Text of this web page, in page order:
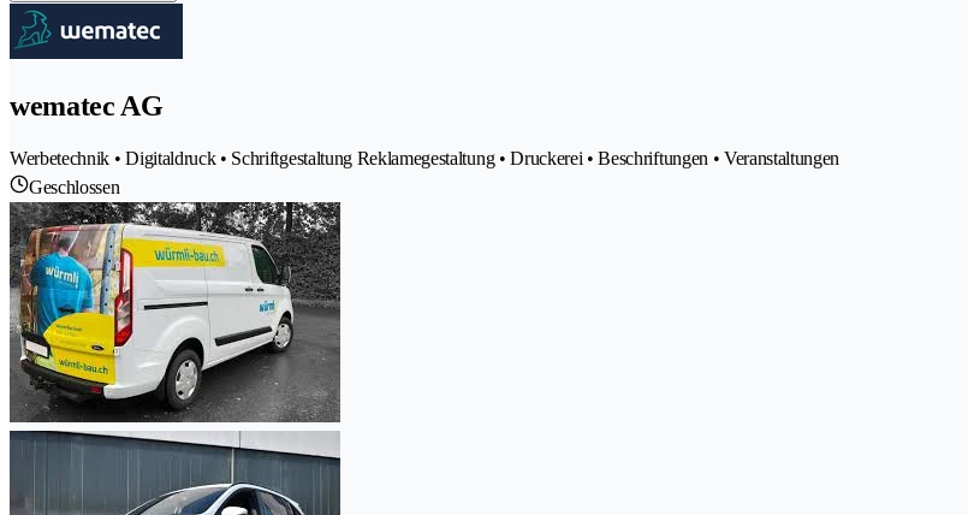
wematec AG
Werbetechnik • Digitaldruck • Schriftgestaltung Reklamegestaltung • Druckerei • Beschriftungen • Veranstaltungen
Geschlossen